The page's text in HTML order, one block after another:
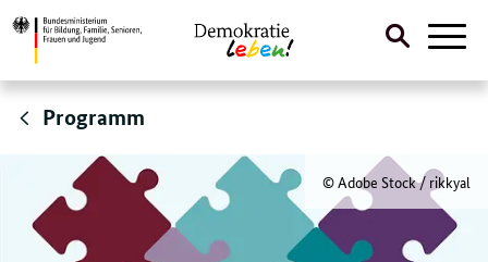
Direktlink:
Suche
Programm
© Adobe Stock / rikkyal